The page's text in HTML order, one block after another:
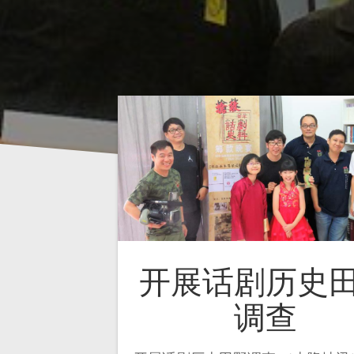
开展话剧历史
调查